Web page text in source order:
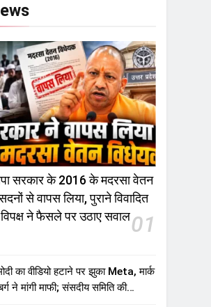
सरकार के 2016 के मदरसा वेतन
से वापस लिया, पुराने विवादित
विपक्ष ने फैसले पर उठाए सवाल01
का वीडियो हटाने पर झुका Meta, मार्क
ने मांगी माफी; संसदीय समिति की